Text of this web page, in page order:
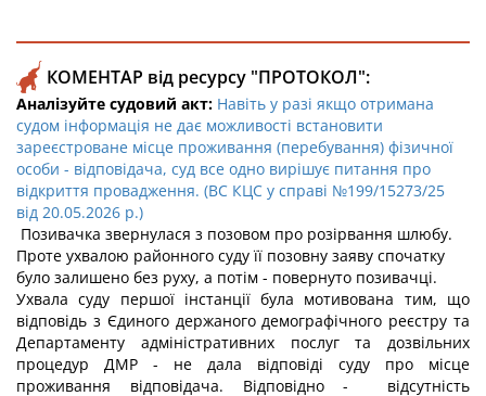
КОМЕНТАР від ресурсу "ПРОТОКОЛ":
Аналізуйте судовий акт: Навіть у разі якщо отримана
судом інформація не дає можливості встановити
зареєстроване місце проживання (перебування) фізичної
особи - відповідача, суд все одно вирішує питання про
відкриття провадження. (ВС КЦС у справі №199/15273/25
від 20.05.2026 р.)
Позивачка звернулася з позовом про розірвання шлюбу.
Проте ухвалою районного суду її позовну заяву спочатку
було залишено без руху, а потім - повернуто позивачці.
Ухвала суду першої інстанції була мотивована тим, що
відповідь з Єдиного держаного демографічного реєстру та
Департаменту адміністративних послуг та дозвільних
процедур ДМР - не дала відповіді суду про місце
проживання відповідача. Відповідно - відсутність